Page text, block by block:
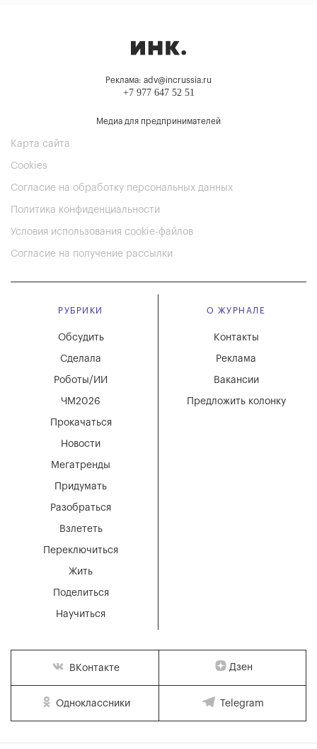
Реклама: adv@incrussia.ru
+7 977 647 52 51
Медиа для предпринимателей
Карта сайта
Cookies
Согласие на обработку персональных данных
Политика конфиденциальности
Условия использования cookie-файлов
Согласие на получение рассылки
РУБРИКИ
Мегатренды
Придумать
Разобраться
Взлететь
Новости
Переключиться
Жить
Поделиться
Научиться
Обсудить
Сделала
Роботы/ИИ
ЧМ2026
Прокачаться
О ЖУРНАЛЕ
Вакансии
Реклама
Контакты
Предложить колонку
ВКонтакте Дзен
Одноклассники Telegram